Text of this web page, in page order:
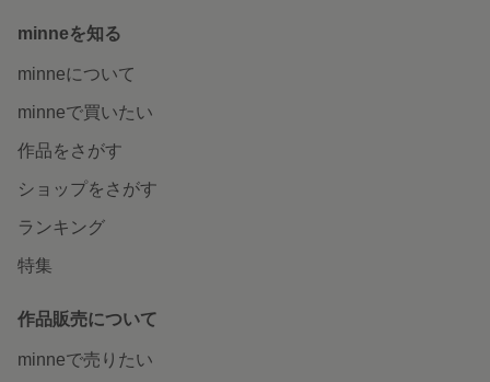
minneを知る
minneについて
minneで買いたい
作品をさがす
ショップをさがす
ランキング
特集
作品販売について
minneで売りたい